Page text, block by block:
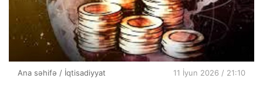
Ana səhifə / İqtisadiyyat 11 İyun 2026 / 21:10